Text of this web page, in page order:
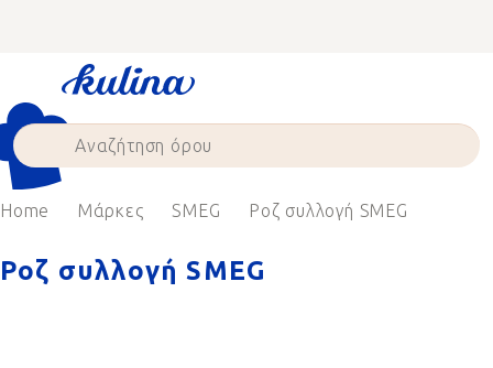
Home Μάρκες SMEG Ροζ συλλογή SMEG
Ροζ συλλογή SMEG